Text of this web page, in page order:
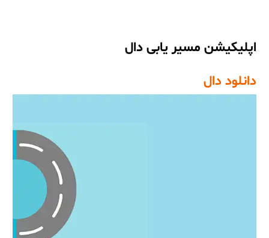
اپلیکیشن مسیر یابی دال
دانلود دال